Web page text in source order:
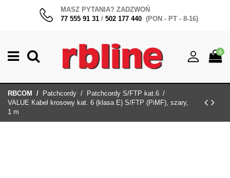
MASZ PYTANIA? ZADZWOŃ
77 555 91 31 / 502 177 440 (PON - PT - 8-16)
0
RBCOM Patchcordy
Patchcordy S/FTP kat.6
VALUE Kabel krosowy kat. 6 (klasa E) S/FTP (PiMF), szary,
1 m